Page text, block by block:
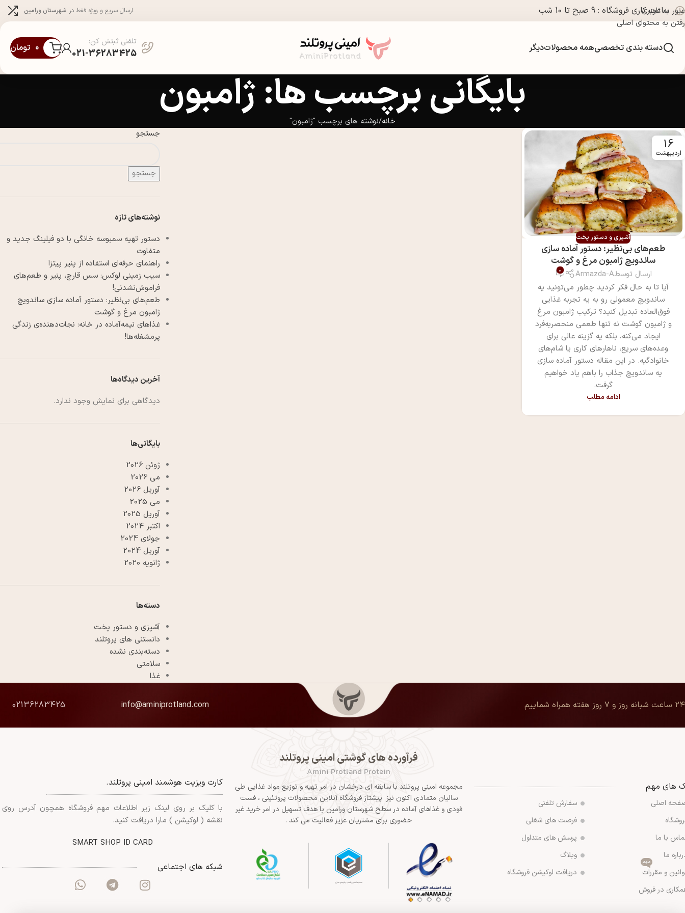
عبور به ناوبری
رفتن به محتوای اصلی
ساعت کاری فروشگاه : 9 صبح تا 10 شب ارسال سریع و ویژه فقط در شهرستان ورامین
دسته بندی تخصصیهمه محصولاتدیگر
تلفنی ثبتش کن:
021-36283425 ۰ تومان
بایگانی برچسب ها: ژامبون
خانه نوشته های برچسب "ژامبون"
16
اردیبهشت
آشپزی و دستور پخت
طعم‌های بی‌نظیر: دستور آماده سازی
ساندویچ ژامبون مرغ و گوشت
ارسال توسطArmazda-A
0
آیا تا به حال فکر کردید چطور می‌تونید یه
ساندویچ معمولی رو به یه تجربه غذایی
فوق‌العاده تبدیل کنید؟ ترکیب ژامبون مرغ
و ژامبون گوشت نه تنها طعمی منحصر‌به‌فرد
ایجاد می‌کنه، بلکه یه گزینه عالی برای
وعده‌های سریع، ناهارهای کاری یا شام‌های
خانوادگیه. در این مقاله دستور آماده سازی
یه ساندویچ جذاب را باهم یاد خواهیم
گرفت.
ادامه مطلب
جستجو
جستجو
نوشته‌های تازه
دستور تهیه سمبوسه خانگی با دو فیلینگ جدید و
متفاوت
راهنمای حرفه‌ای استفاده از پنیر پیتزا
سیب زمینی لوکس: سس قارچ، پنیر و طعم‌های
فراموش‌نشدنی!
طعم‌های بی‌نظیر: دستور آماده سازی ساندویچ
ژامبون مرغ و گوشت
غذاهای نیمه‌آماده در خانه: نجات‌دهنده‌ی زندگی
پرمشغله‌ها!
آخرین دیدگاه‌ها
دیدگاهی برای نمایش وجود ندارد.
بایگانی‌ها
ژوئن 2026
می 2026
آوریل 2026
می 2025
آوریل 2025
اکتبر 2024
جولای 2024
آوریل 2024
ژانویه 2020
دسته‌ها
آشپزی و دستور پخت
دانستنی های پروتلند
دسته‌بندی نشده
سلامتی
غذا
۲۴ ساعت شبانه روز و ۷ روز هفته همراه شماییم info@aminiprotland.com
02136283425
های مهم
اصلی
با ما
ما
و مقررات
مهم
در فروش
سفارش تلفنی
فرصت های شغلی
پرسش های متداول
وبلاگ
دریافت لوکیشن فروشگاه
فرآورده های گوشتی امینی پروتلند
Amini Protland Protein
مجموعه امینی پروتلند با سابقه ای درخشان در امر تهیه و توزیع مواد غذایی طی
سالیان متمادی اکنون نیز پیشتاز فروشگاه آنلاین محصولات پروتئینی ، فست
فودی و غذاهای آماده در سطح شهرستان ورامین با هدف تسهیل در امر خرید غیر
حضوری برای مشتریان عزیز فعالیت می کند .
کارت ویزیت هوشمند امینی پروتلند.
با کلیک بر روی لینک زیر اطلاعات مهم فروشگاه همچون آدرس روی
نقشه ( لوکیشن ) مارا دریافت کنید.
SMART SHOP ID CARD
شبکه های اجتماعی